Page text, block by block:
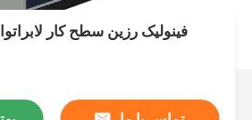
فینولیک رزین سطح کار